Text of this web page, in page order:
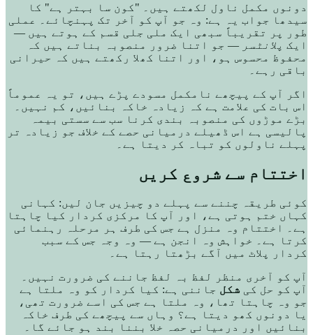
دونوں مکمل ناول لکھتے ہیں۔ "کون سا بہتر ہے" کا
سیدھا جواب یہ ہے: وہ جو آپ کو آخر تک پہنچائے۔ عملی
طور پر تقریباً سبھی ایک ملی جلی قسم کے ہوتے ہیں —
ایک پلانٹسر — جو اتنا ضرور منصوبہ بناتے ہیں کہ
محفوظ محسوس ہو، اور اتنا کھلا رکھتے ہیں کہ حیرانی
باقی رہے۔
اگر آپ کے پیچھے نامکمل مسودے پڑے ہیں، تو یہ عموماً
اس بات کی علامت ہے کہ زیادہ خاکہ بنائیں، کم نہیں۔
بڑے موڑوں کی منصوبہ بندی کرنا سب سے سستی بیمہ
پالیسی ہے اس ڈھیلے درمیانی حصے کے خلاف جو زیادہ تر
پہلے ناولوں کو تباہ کر دیتا ہے۔
اختتام سے شروع کریں
کوئی طریقہ چننے سے پہلے دو چیزیں جان لیں: کہانی
کہاں ختم ہوتی ہے، اور آپ کا مرکزی کردار کیا چاہتا
ہے۔ اختتام وہ منزل ہے جس کی طرف ہر مرحلہ رہنمائی
کرتا ہے۔ خواہش وہ انجن ہے — وہ وجہ جس کے سبب
کردار پلاٹ میں آگے بڑھتا رہتا ہے۔
آپ کو آخری منظر لفظ بہ لفظ جاننے کی ضرورت نہیں۔
آپ کو حل کی شکل جاننی ہے: کیا کردار کو وہ ملتا ہے
جو وہ چاہتا تھا، وہ ملتا ہے جس کی اسے ضرورت تھی،
یا دونوں کھو دیتا ہے؟ وہاں سے پیچھے کی طرف خاکہ
بنائیں اور درمیانی حصہ خلا بننا بند ہو جائے گا۔